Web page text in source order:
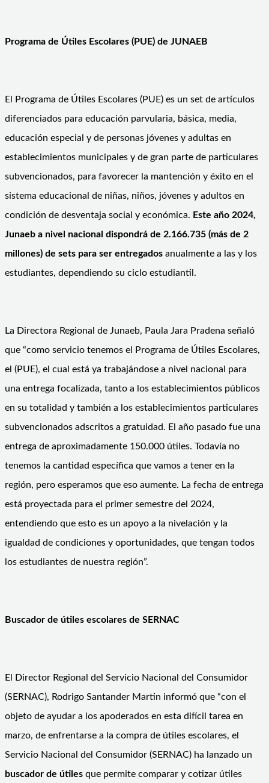
Programa de Útiles Escolares (PUE) de JUNAEB
El Programa de Útiles Escolares (PUE) es un set de artículos
diferenciados para educación parvularia, básica, media,
educación especial y de personas jóvenes y adultas en
establecimientos municipales y de gran parte de particulares
subvencionados, para favorecer la mantención y éxito en el
sistema educacional de niñas, niños, jóvenes y adultos en
condición de desventaja social y económica. Este año 2024,
Junaeb a nivel nacional dispondrá de 2.166.735 (más de 2
millones) de sets para ser entregados anualmente a las y los
estudiantes, dependiendo su ciclo estudiantil.
La Directora Regional de Junaeb, Paula Jara Pradena señaló
que “como servicio tenemos el Programa de Útiles Escolares,
el (PUE), el cual está ya trabajándose a nivel nacional para
una entrega focalizada, tanto a los establecimientos públicos
en su totalidad y también a los establecimientos particulares
subvencionados adscritos a gratuidad. El año pasado fue una
entrega de aproximadamente 150.000 útiles. Todavía no
tenemos la cantidad específica que vamos a tener en la
región, pero esperamos que eso aumente. La fecha de entrega
está proyectada para el primer semestre del 2024,
entendiendo que esto es un apoyo a la nivelación y la
igualdad de condiciones y oportunidades, que tengan todos
los estudiantes de nuestra región”.
Buscador de útiles escolares de SERNAC
El Director Regional del Servicio Nacional del Consumidor
(SERNAC), Rodrigo Santander Martin informó que “con el
objeto de ayudar a los apoderados en esta difícil tarea en
marzo, de enfrentarse a la compra de útiles escolares, el
Servicio Nacional del Consumidor (SERNAC) ha lanzado un
buscador de útiles que permite comparar y cotizar útiles